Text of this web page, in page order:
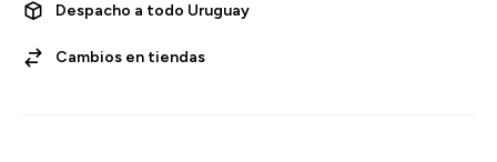
Despacho a todo Uruguay
Cambios en tiendas